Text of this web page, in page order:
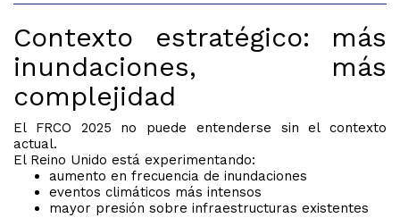
Contexto estratégico: más
inundaciones, más
complejidad
El FRCO 2025 no puede entenderse sin el contexto
actual.
El Reino Unido está experimentando:
aumento en frecuencia de inundaciones
eventos climáticos más intensos
mayor presión sobre infraestructuras existentes